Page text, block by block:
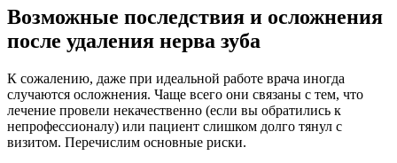
Возможные последствия и осложнения
после удаления нерва зуба
К сожалению, даже при идеальной работе врача иногда
случаются осложнения. Чаще всего они связаны с тем, что
лечение провели некачественно (если вы обратились к
непрофессионалу) или пациент слишком долго тянул с
визитом. Перечислим основные риски.